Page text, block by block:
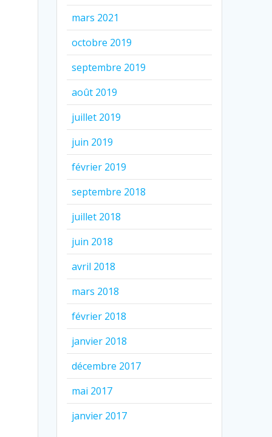
mars 2021
octobre 2019
septembre 2019
août 2019
juillet 2019
juin 2019
février 2019
septembre 2018
juillet 2018
juin 2018
avril 2018
mars 2018
février 2018
janvier 2018
décembre 2017
mai 2017
janvier 2017